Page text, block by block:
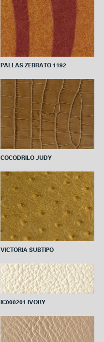
PALLAS ZEBRATO 1192
COCODRILO JUDY
VICTORIA SUBTIPO
IC000201 IVORY